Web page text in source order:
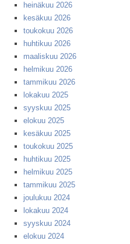
heinäkuu 2026
kesäkuu 2026
toukokuu 2026
huhtikuu 2026
maaliskuu 2026
helmikuu 2026
tammikuu 2026
lokakuu 2025
syyskuu 2025
elokuu 2025
kesäkuu 2025
toukokuu 2025
huhtikuu 2025
helmikuu 2025
tammikuu 2025
joulukuu 2024
lokakuu 2024
syyskuu 2024
elokuu 2024